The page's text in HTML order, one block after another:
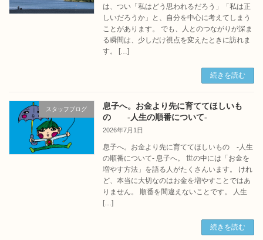
は、つい「私はどう思われるだろう」「私は正
しいだろうか」と、自分を中心に考えてしまう
ことがあります。 でも、人とのつながりが深ま
る瞬間は、少しだけ視点を変えたときに訪れま
す。 […]
続きを読む
スタッフブログ
息子へ。お金より先に育ててほしいも
の -人生の順番について-
2026年7月1日
息子へ。お金より先に育ててほしいもの -人生
の順番について- 息子へ。 世の中には「お金を
増やす方法」を語る人がたくさんいます。 けれ
ど、本当に大切なのはお金を増やすことではあ
りません。 順番を間違えないことです。 人生
[…]
続きを読む